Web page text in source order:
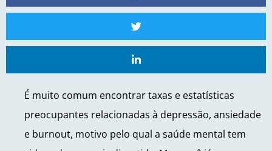
É muito comum encontrar taxas e estatísticas
preocupantes relacionadas à depressão, ansiedade
e burnout, motivo pelo qual a saúde mental tem